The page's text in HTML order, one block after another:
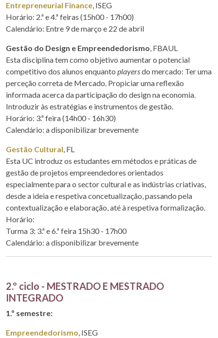
Entrepreneurial Finance, ISEG
Horário: 2.ª e 4.ª feiras (15h00 - 17h00)
Calendário: Entre 9 de março e 22 de abril
Gestão do Design e Empreendedorismo, FBAUL
Esta disciplina tem como objetivo aumentar o potencial
competitivo dos alunos enquanto playersdo mercado: Ter uma
perceção correta de Mercado. Propiciar uma reflexão
informada acerca da participação do design na economia.
Introduzir às estratégias e instrumentos de gestão.
Horário: 3.ª feira (14h00 - 16h30)
Calendário: a disponibilizar brevemente
Gestão Cultural, FL
Esta UC introduz os estudantes em métodos e práticas de
gestão de projetos empreendedores orientados
especialmente para o sector cultural e as indústrias criativas,
desde a ideia e respetiva concetualização, passando pela
contextualização e elaboração, até à respetiva formalização.
Horário:
Turma 3: 3.ª e 6.ª feira 15h30 - 17h00
Calendário: a disponibilizar brevemente
2.º ciclo - MESTRADO E MESTRADO
INTEGRADO
1.º semestre:
Empreendedorismo, ISEG